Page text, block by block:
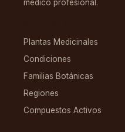
médico profesional.
Plantas Medicinales
Condiciones
Familias Botánicas
Regiones
Compuestos Activos